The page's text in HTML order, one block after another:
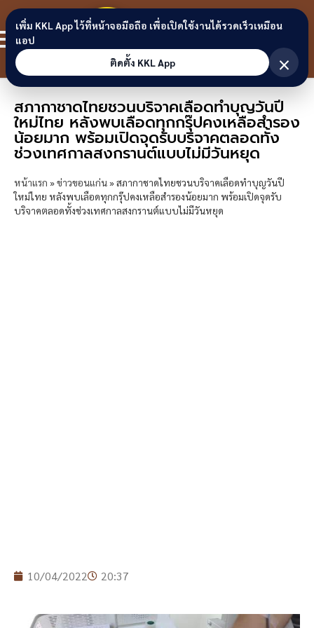
Skip to content
ขอนแก่น
ลิงก์
สภากาชาดไทยชวนบริจาคเลือดทำบุญวันปี
ใหม่ไทย หลังพบเลือดทุกกรุ๊ปคงเหลือสำรอง
น้อยมาก พร้อมเปิดจุดรับบริจาคตลอดทั้ง
ช่วงเทศกาลสงกรานต์แบบไม่มีวันหยุด
หน้าแรก »ข่าวขอนแก่น»สภากาชาดไทยชวนบริจาคเลือดทำบุญวันปี
ใหม่ไทย หลังพบเลือดทุกกรุ๊ปคงเหลือสำรองน้อยมาก พร้อมเปิดจุดรับ
บริจาคตลอดทั้งช่วงเทศกาลสงกรานต์แบบไม่มีวันหยุด
10/04/2022 20:37
เพิ่ม KKL App ไว้ที่หน้าจอมือถือ เพื่อเปิดใช้งานได้รวดเร็วเหมือน
แอป
ติดตั้ง KKL App
×